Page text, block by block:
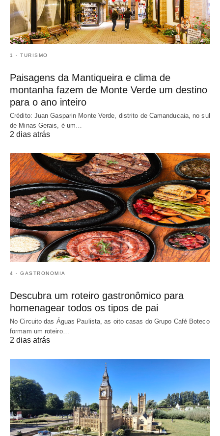
1 - TURISMO
Paisagens da Mantiqueira e clima de
montanha fazem de Monte Verde um destino
para o ano inteiro
Crédito: Juan Gasparin Monte Verde, distrito de Camanducaia, no sul
de Minas Gerais, é um…
2 dias atrás
4 - GASTRONOMIA
Descubra um roteiro gastronômico para
homenagear todos os tipos de pai
No Circuito das Águas Paulista, as oito casas do Grupo Café Boteco
formam um roteiro…
2 dias atrás